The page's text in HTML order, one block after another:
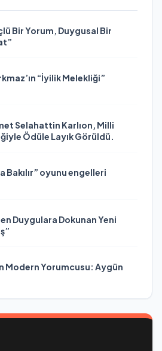
Bir Yorum, Duygusal Bir
“İyilik Melekliği”
Selahattin Karlıon, Milli
Ödüle Layık Görüldü.
Bakılır” oyunu engelleri
Duygulara Dokunan Yeni
Modern Yorumcusu: Aygün